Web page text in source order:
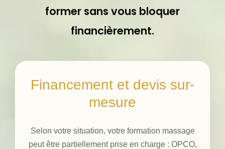
former sans vous bloquer
financièrement.
Financement et devis sur-
mesure
Selon votre situation, votre formation massage
peut être partiellement prise en charge : OPCO,